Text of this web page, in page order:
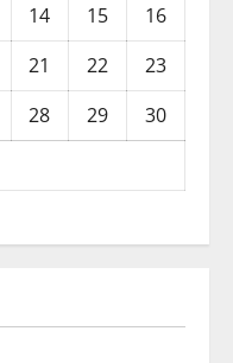
14 15
16
21 22
23
28 29
30